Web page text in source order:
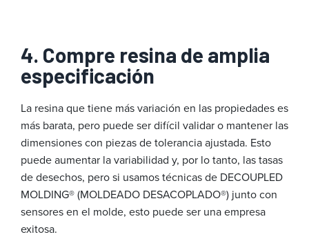
4. Compre resina de amplia
especificación
La resina que tiene más variación en las propiedades es
más barata, pero puede ser difícil validar o mantener las
dimensiones con piezas de tolerancia ajustada. Esto
puede aumentar la variabilidad y, por lo tanto, las tasas
de desechos, pero si usamos técnicas de DECOUPLED
MOLDING® (MOLDEADO DESACOPLADO®) junto con
sensores en el molde, esto puede ser una empresa
exitosa.